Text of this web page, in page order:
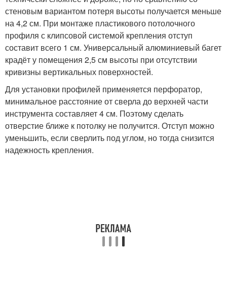
стеновым вариантом потеря высоты получается меньше
на 4,2 см. При монтаже пластикового потолочного
профиля с клипсовой системой крепления отступ
составит всего 1 см. Универсальный алюминиевый багет
крадёт у помещения 2,5 см высоты при отсутствии
кривизны вертикальных поверхностей.
Для установки профилей применяется перфоратор,
минимальное расстояние от сверла до верхней части
инструмента составляет 4 см. Поэтому сделать
отверстие ближе к потолку не получится. Отступ можно
уменьшить, если сверлить под углом, но тогда снизится
надежность крепления.